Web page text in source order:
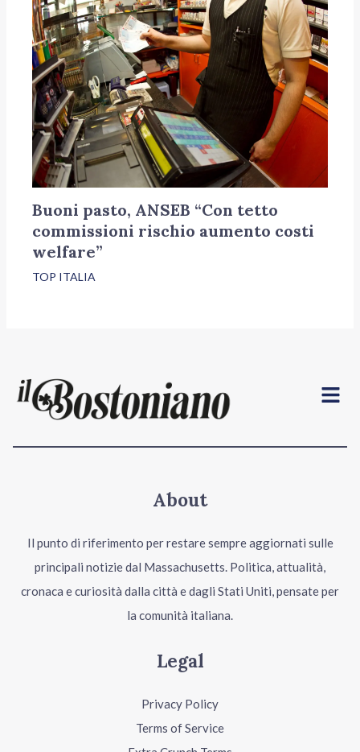
Buoni pasto, ANSEB “Con tetto
commissioni rischio aumento costi
welfare”
TOP ITALIA
Menu
About
Il punto di riferimento per restare sempre aggiornati sulle
principali notizie dal Massachusetts. Politica, attualità,
cronaca e curiosità dalla città e dagli Stati Uniti, pensate per
la comunità italiana.
Legal
Privacy Policy
Terms of Service